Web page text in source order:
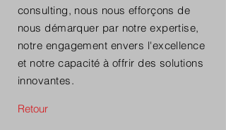
consulting, nous nous efforçons de
nous démarquer par notre expertise,
notre engagement envers l'excellence
et notre capacité à offrir des solutions
innovantes.
Retour